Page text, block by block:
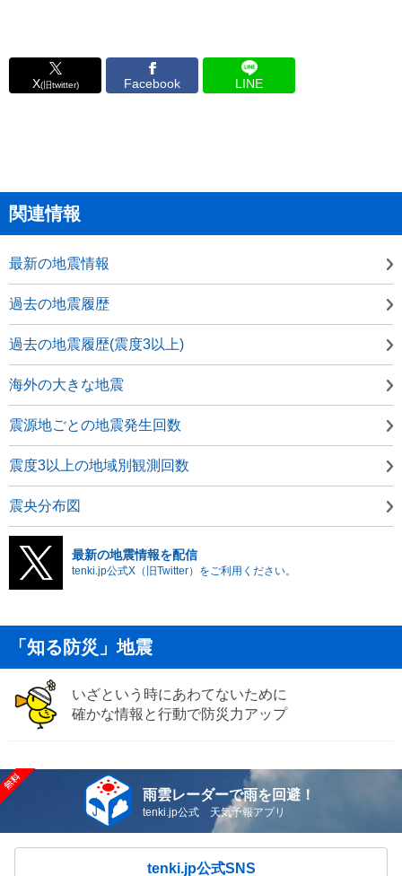
X(旧twitter) Facebook LINE
関連情報
最新の地震情報
過去の地震履歴
過去の地震履歴(震度3以上)
海外の大きな地震
震源地ごとの地震発生回数
震度3以上の地域別観測回数
震央分布図
最新の地震情報を配信
tenki.jp公式X（旧Twitter）をご利用ください。
「知る防災」地震
いざという時にあわてないために
確かな情報と行動で防災力アップ
雨雲レーダーで雨を回避！
tenki.jp公式 天気予報アプリ
tenki.jp公式SNS